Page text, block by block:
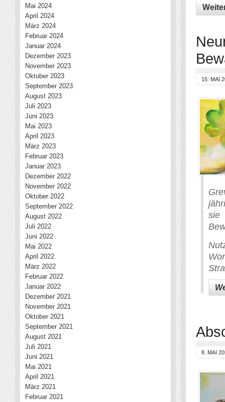
15. MAI
sie
8. MAI
Mai 2024
April 2024
März 2024
Februar 2024
Januar 2024
Dezember 2023
November 2023
Oktober 2023
September 2023
August 2023
Juli 2023
Juni 2023
Mai 2023
April 2023
März 2023
Februar 2023
Januar 2023
Dezember 2022
November 2022
Oktober 2022
September 2022
August 2022
Juli 2022
Juni 2022
Mai 2022
April 2022
März 2022
Februar 2022
Januar 2022
Dezember 2021
November 2021
Oktober 2021
September 2021
August 2021
Juli 2021
Juni 2021
Mai 2021
April 2021
März 2021
Februar 2021